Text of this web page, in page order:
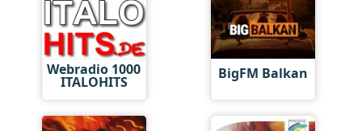
Webradio 1000
ITALOHITS BigFM Balkan